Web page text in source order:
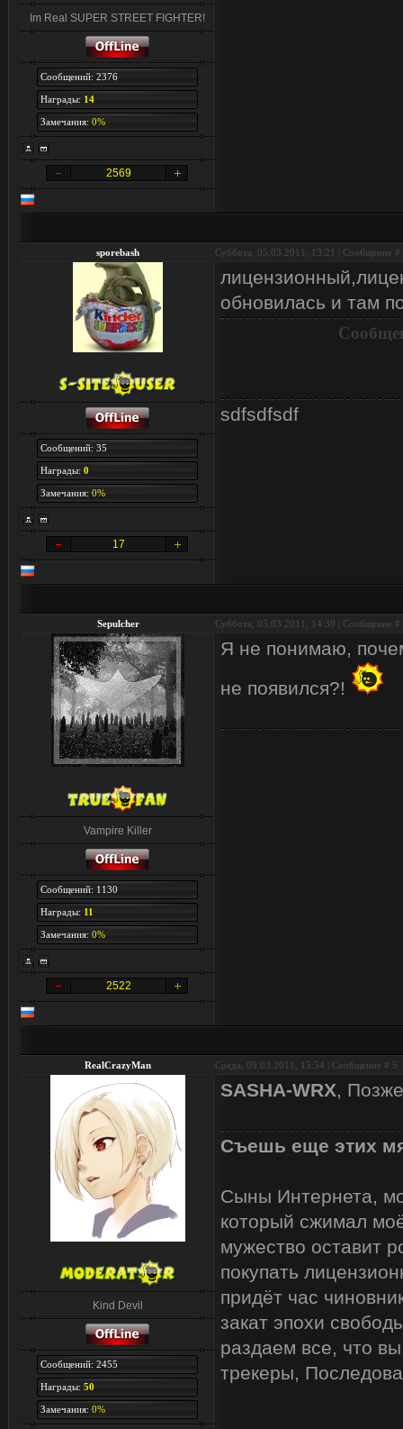
Im Real SUPER STREET FIGHTER!
Сообщений: 2376
Награды: 14
Замечания: 0%
2569
sporebash Суббота, 05.03.2011, 13:21 | Сообщение #
Сообщений: 35
Награды: 0
Замечания: 0%
17
обновилась и там
sdfsdfsdf
Sepulcher Суббота, 05.03.2011, 14:39 | Сообщение #
Vampire Killer
Сообщений: 1130
Награды: 11
Замечания: 0%
2522
Я не понимаю,
не появился?!
RealCrazyMan Среда, 09.03.2011, 15:54 | Сообщение # 5
Kind Devil
Сообщений: 2455
Награды: 50
Замечания: 0%
SASHA-WRX,
Съешь еще этих
Сыны Интернета,
который сжимал
мужество оставит
покупать
придёт час
закат эпохи
раздаем все, что
трекеры,